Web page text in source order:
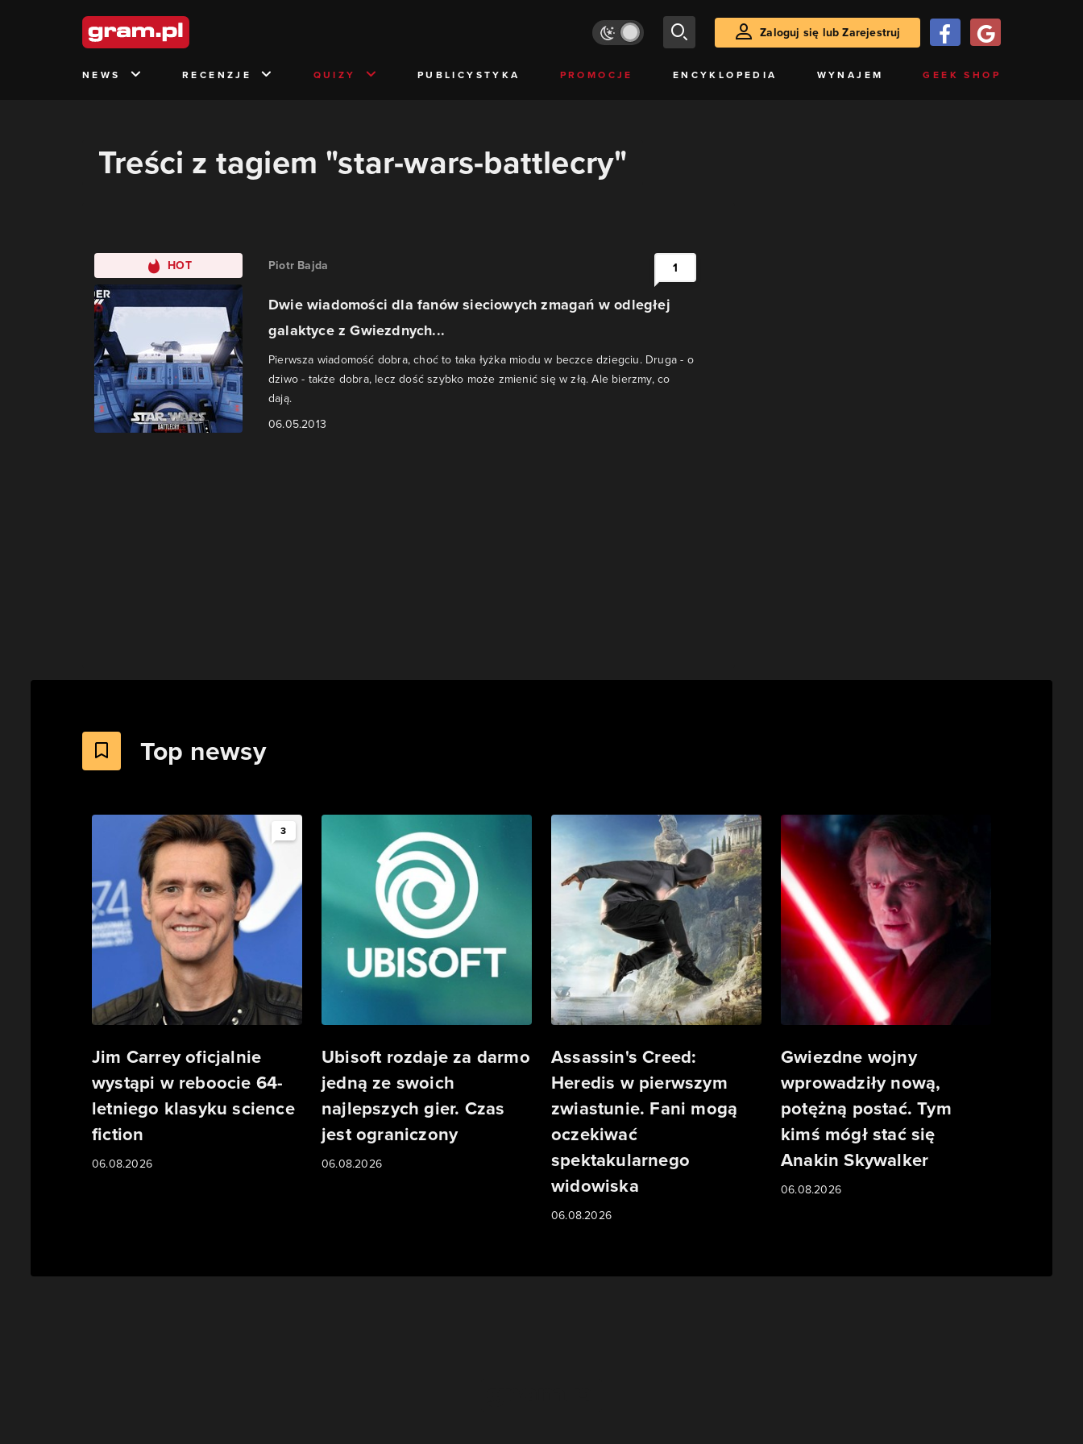
Zaloguj się lub Zarejestruj
NEWS RECENZJE QUIZY PUBLICYSTYKA PROMOCJE ENCYKLOPEDIA WYNAJEM GEEK SHOP
Treści z tagiem "star-wars-battlecry"
HOT Piotr Bajda
Dwie wiadomości dla fanów sieciowych zmagań w odległej
galaktyce z Gwiezdnych...
Pierwsza wiadomość dobra, choć to taka łyżka miodu w beczce dziegciu. Druga - o
dziwo - także dobra, lecz dość szybko może zmienić się w złą. Ale bierzmy, co
dają.
06.05.2013
1
Top newsy
3
Jim Carrey oficjalnie
wystąpi w reboocie 64-
letniego klasyku science
fiction
06.08.2026
Ubisoft rozdaje za darmo
jedną ze swoich
najlepszych gier. Czas
jest ograniczony
06.08.2026
Assassin's Creed:
Heredis w pierwszym
zwiastunie. Fani mogą
oczekiwać
spektakularnego
widowiska
06.08.2026
Gwiezdne wojny
wprowadziły nową,
potężną postać. Tym
kimś mógł stać się
Anakin Skywalker
06.08.2026